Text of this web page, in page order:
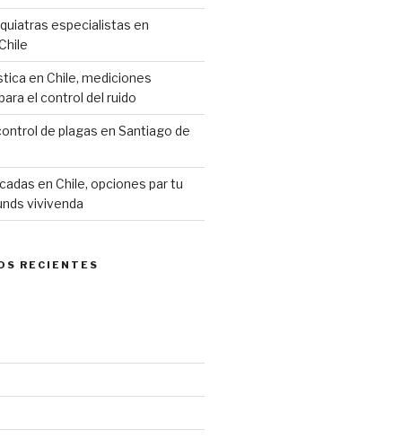
especialistas en
en Chile, mediciones
el control del ruido
de plagas en Santiago de
en Chile, opciones par tu
vivivenda
RECIENTES